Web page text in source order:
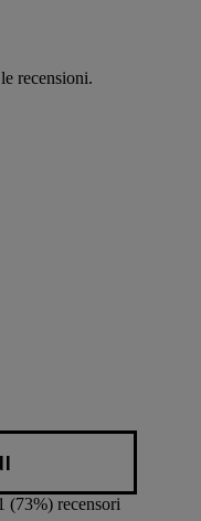
recensioni.
(73%) recensori